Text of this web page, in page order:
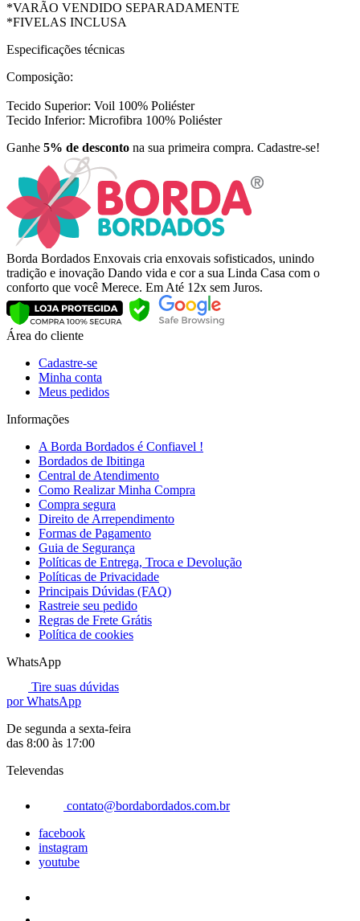
*VARÃO VENDIDO SEPARADAMENTE
*FIVELAS INCLUSA
Especificações técnicas
Composição:
Tecido Superior: Voil 100% Poliéster
Tecido Inferior: Microfibra 100% Poliéster
Ganhe 5% de desconto na sua primeira compra. Cadastre-se!
Borda Bordados Enxovais cria enxovais sofisticados, unindo
tradição e inovação Dando vida e cor a sua Linda Casa com o
conforto que você Merece. Em Até 12x sem Juros.
Área do cliente
Cadastre-se
Minha conta
Meus pedidos
Informações
A Borda Bordados é Confiavel !
Bordados de Ibitinga
Central de Atendimento
Como Realizar Minha Compra
Compra segura
Direito de Arrependimento
Formas de Pagamento
Guia de Segurança
Políticas de Entrega, Troca e Devolução
Políticas de Privacidade
Principais Dúvidas (FAQ)
Rastreie seu pedido
Regras de Frete Grátis
Política de cookies
WhatsApp
Tire suas dúvidas
por WhatsApp
De segunda a sexta-feira
das 8:00 às 17:00
Televendas
contato@bordabordados.com.br
facebook
instagram
youtube